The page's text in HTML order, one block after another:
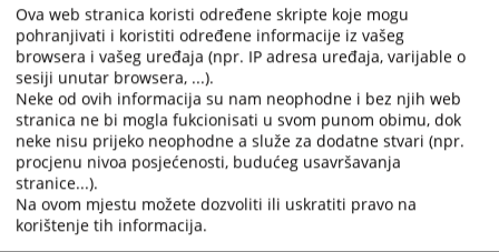
Centar za edukaciju sudija i tuzilaca
www.fbih.cest.gov.ba
Pravni fakultet u Sarajevuwww.pfsa.unsa.ba
Pravni fakultet u Zenici www.prf.unze.ba
Notarska komorahttps://www.notaribih.ba/
Mup Zenicko - Dobojskog kantona
www.mupzdk.gov.ba
3775
Ova web stranica koristi određene skripte koje mogu
pohranjivati i koristiti određene informacije iz vašeg
browsera i vašeg uređaja (npr. IP adresa uređaja, varijable o
sesiji unutar browsera, ...).
Neke od ovih informacija su nam neophodne i bez njih web
stranica ne bi mogla fukcionisati u svom punom obimu, dok
neke nisu prijeko neophodne a služe za dodatne stvari (npr.
procjenu nivoa posjećenosti, budućeg usavršavanja
stranice...).
Na ovom mjestu možete dozvoliti ili uskratiti pravo na
korištenje tih informacija.